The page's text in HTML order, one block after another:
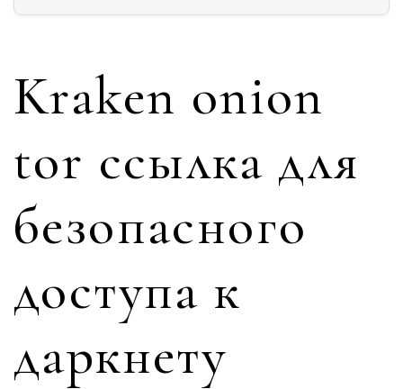
Kraken onion
tor ссылка для
безопасного
доступа к
даркнету